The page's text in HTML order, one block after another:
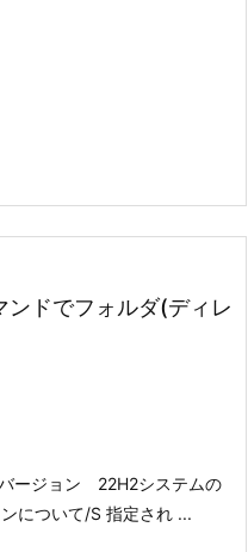
ドでフォルダ(ディレ
ージョン 22H2システムの
について/S 指定され ...